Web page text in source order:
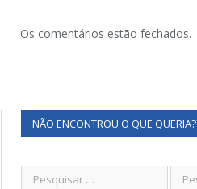
Os comentários estão fechados.
NÃO ENCONTROU O QUE QUERIA?